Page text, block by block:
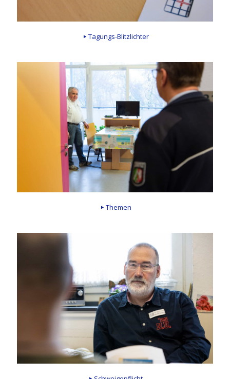
Tagungs-Blitzlichter
Themen